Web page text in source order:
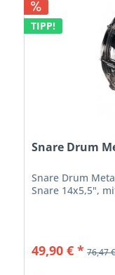
TIPP!
Snare Drum
Snare Drum
Snare 14x5,5",
49,90 € * 76,47